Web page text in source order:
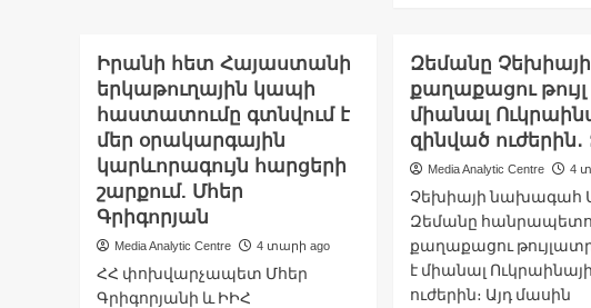
է
տուգանել
300
մարդու՝
մայիսի
9-
ին
գեորգիևյան
ժապավենը
կրելու
համար
11.05.2022
4,8
միլիոն
աշխատատեղ
է
կորցրել
ռազմական
սկզբից
ի
վեր․
DW
Իրանի հետ Հայաստանի
երկաթուղային կապի
հաստատումը գտնվում է
մեր օրակարգային
կարևորագույն հարցերի
շարքում. Մհեր
Գրիգորյան
Media Analytic Centre 4 տարի ago
ՀՀ փոխվարչապետ Մհեր
Գրիգորյանի և ԻԻՀ
Զեմանը Չեխիայի
քաղաքացու թույլ
միանալ
զինված ուժերին․
Media Analytic Centre 4
Չեխիայի նախագահ
Զեմանը
քաղաքացու
է միանալ
ուժերին։ Այդ մասին